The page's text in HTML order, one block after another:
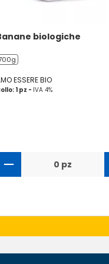
biologiche
ESSERE BIO
1 pz - IVA 4%
0 pz